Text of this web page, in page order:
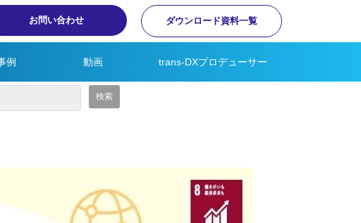
お問い合わせ ダウンロード資料一覧
例 動画 trans-DXプロデューサー